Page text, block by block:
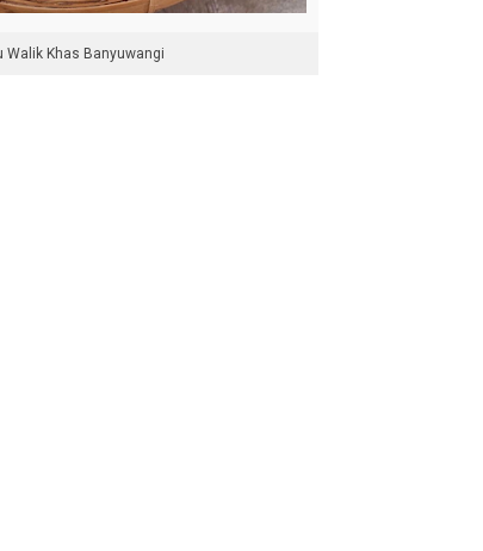
Walik Khas Banyuwangi